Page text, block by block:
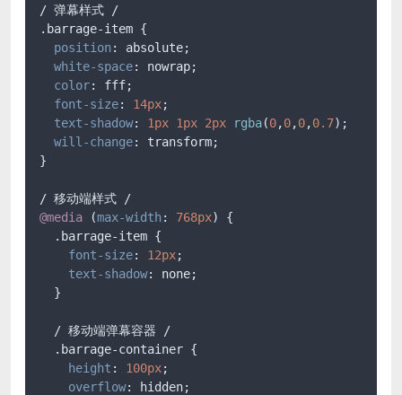
.barrage-item {
position: absolute;
white-space: nowrap;
color: fff;
font-size: 14px;
text-shadow: 1px 1px 2px rgba(0,0,0,0.7);
will-change: transform;
}
@media (max-width: 768px) {
.barrage-item {
font-size: 12px;
text-shadow: none;
  }
  / 移动端弹幕容器 /
.barrage-container {
height : 100px;
overflow: hidden;